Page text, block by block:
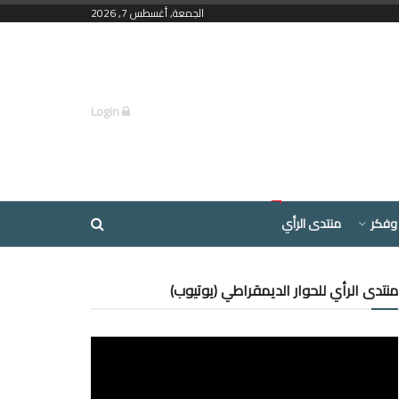
الجمعة, أغسطس 7, 2026
منتدى الرأي
منتدى الرأي للحوار الديمقراطي (يوتيوب)